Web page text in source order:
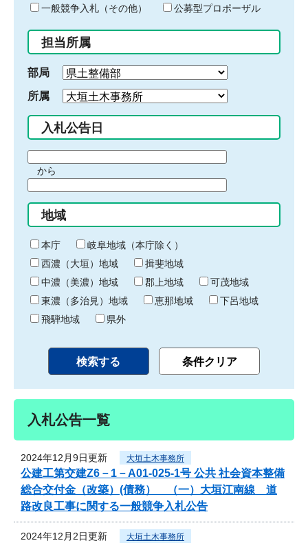
ド
入
力
一般競争入札（その他）
公募型プロポーザル
担当所属
部局
所属
入札公告日
間
始
り
から
間
終
わ
り
地域
本庁
岐阜地域（本庁除く）
西濃（大垣）地域
揖斐地域
中濃（美濃）地域
郡上地域
可茂地域
東濃（多治見）地域
恵那地域
下呂地域
飛騨地域
県外
入札公告一覧
2024年12月9日更新 大垣土木事務所
公建工第交建Z6－1－A01-025-1号 公共 社会資本整備
総合交付金（改築）(債務） （一）大垣江南線 道
路改良工事に関する一般競争入札公告
2024年12月2日更新 大垣土木事務所